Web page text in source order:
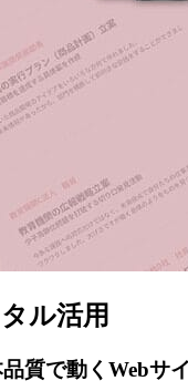
ル活用
質で動くWebサイ